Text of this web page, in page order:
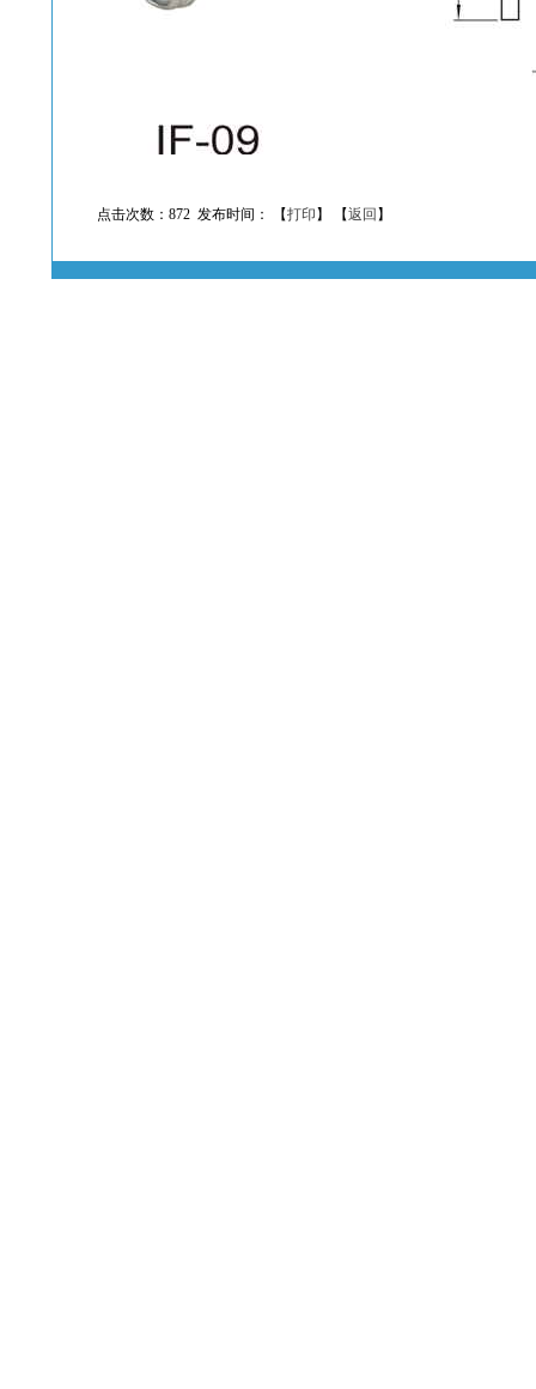
点击次数：872 发布时间： 【打印 】 【返回 】